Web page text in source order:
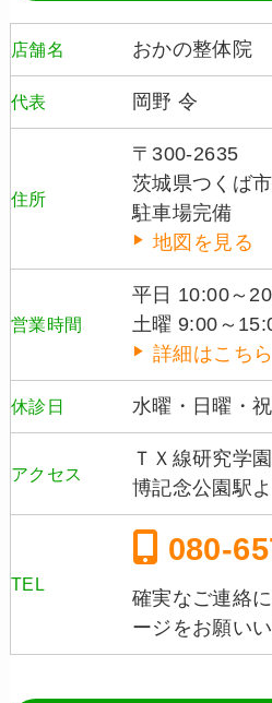
店舗名 おかの整体院
代表 岡野 令
住所
〒300-2635
茨城県つくば
駐車場完備
地図を見る
営業時間
平日 10:00～
土曜 9:00～
詳細はこちら
休診日 水曜・日曜・
アクセス
ＴＸ線研究学
博記念公園駅
TEL
080-
確実なご連絡
ージをお願い